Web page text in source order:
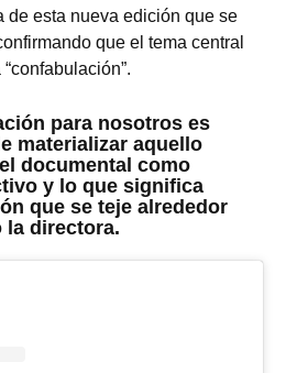
de esta nueva edición que se
que el tema central
para nosotros es
materializar aquello
documental como
y lo que significa
que se teje alrededor
la directora.